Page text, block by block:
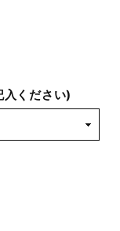
入ください)